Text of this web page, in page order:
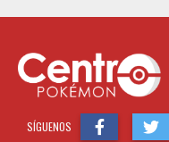
SÍGUENOS